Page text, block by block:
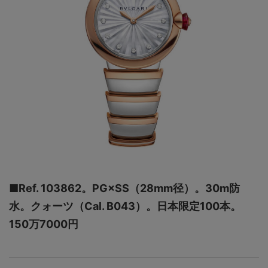
■Ref. 103862。PG×SS（28mm径）。30m防
水。クォーツ（Cal. B043）。日本限定100本。
150万7000円